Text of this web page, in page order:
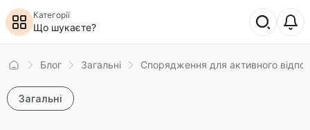
Категорії
Що шукаєте?
Главная
Блог Загальні Cпорядження для активного
Загальні